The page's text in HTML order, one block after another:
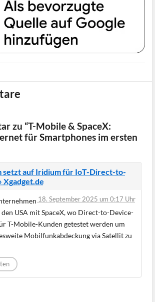
zu “T-Mobile & SpaceX:
für Smartphones im ersten
setzt auf Iridium für IoT-Direct-to-
Xgadget.de
18. September 2025 um 0:17 Uhr
USA mit SpaceX, wo Direct-to-Device-
T-Mobile-Kunden getestet werden um
Mobilfunkabdeckung via Satellit zu